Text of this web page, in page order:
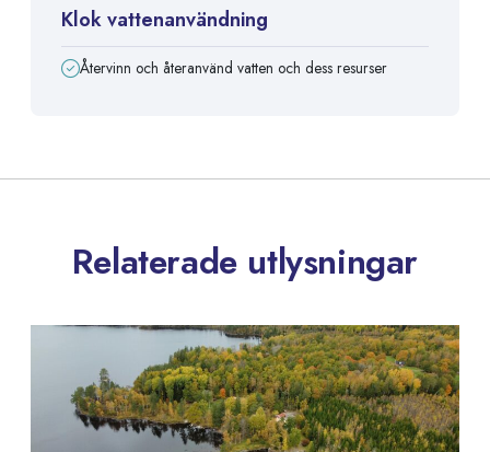
Klok vattenanvändning
Återvinn och återanvänd vatten och dess resurser
Relaterade utlysningar